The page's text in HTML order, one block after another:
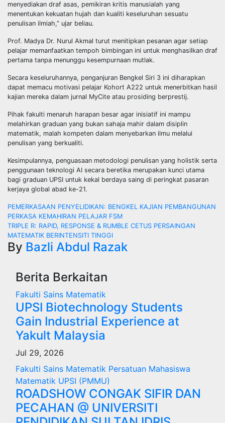
menyediakan draf asas, pemikiran kritis manusialah yang
menentukan kekuatan hujah dan kualiti keseluruhan sesuatu
penulisan ilmiah,” ujar beliau.
Prof. Madya Dr. Nurul Akmal turut menitipkan pesanan agar setiap
pelajar memanfaatkan tempoh bimbingan ini untuk menghasilkan draf
pertama tanpa menunggu kesempurnaan mutlak.
Secara keseluruhannya, penganjuran Bengkel Siri 3 ini diharapkan
dapat memacu motivasi pelajar Kohort A222 untuk menerbitkan hasil
kajian mereka dalam jurnal MyCite atau prosiding berprestij.
Pihak fakulti menaruh harapan besar agar inisiatif ini mampu
melahirkan graduan yang bukan sahaja mahir dalam disiplin
matematik, malah kompeten dalam menyebarkan ilmu melalui
penulisan yang berkualiti.
Kesimpulannya, penguasaan metodologi penulisan yang holistik serta
penggunaan teknologi AI secara beretika merupakan kunci utama
bagi graduan UPSI untuk kekal berdaya saing di peringkat pasaran
kerjaya global abad ke-21.
Navigasi
kiriman
PEMERKASAAN PENYELIDIKAN: BENGKEL KAJIAN PEMBANGUNAN
PERKASA KEMAHIRAN PELAJAR FSM
TRIPLE R: RAPID, RESPONSE & RUMBLE CETUS PERSAINGAN
MATEMATIK BERINTENSITI TINGGI
By Bazli Abdul Razak
Berita Berkaitan
Fakulti Sains Matematik
UPSI Biotechnology Students
Gain Industrial Experience at
Yakult Malaysia
Jul 29, 2026
Fakulti Sains Matematik Persatuan Mahasiswa
Matematik UPSI (PMMU)
ROADSHOW CONGAK SIFIR DAN
PECAHAN @ UNIVERSITI